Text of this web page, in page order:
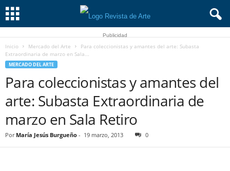
Publicidad
Inicio Mercado del Arte
Para coleccionistas y amantes del arte: Subasta
Extraordinaria de marzo en Sala...
MERCADO DEL ARTE
Para coleccionistas y amantes del
arte: Subasta Extraordinaria de
marzo en Sala Retiro
Por María Jesús Burgueño - 19 marzo, 2013 0